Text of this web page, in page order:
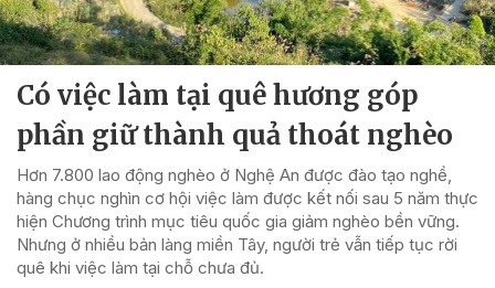
Có việc làm tại quê hương góp
phần giữ thành quả thoát nghèo
Hơn 7.800 lao động nghèo ở Nghệ An được đào tạo nghề,
hàng chục nghìn cơ hội việc làm được kết nối sau 5 năm thực
hiện Chương trình mục tiêu quốc gia giảm nghèo bền vững.
Nhưng ở nhiều bản làng miền Tây, người trẻ vẫn tiếp tục rời
quê khi việc làm tại chỗ chưa đủ.